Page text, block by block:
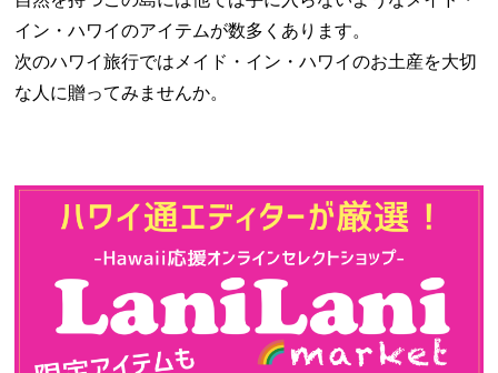
イン・ハワイのアイテムが数多くあります。
次のハワイ旅行ではメイド・イン・ハワイのお土産を大切
な人に贈ってみませんか。